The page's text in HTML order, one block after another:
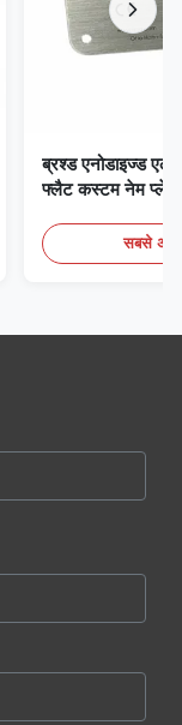
ब्रश्ड एनोडाइज्ड
फ्लैट कस्टम नेम प्लेट
सबसे